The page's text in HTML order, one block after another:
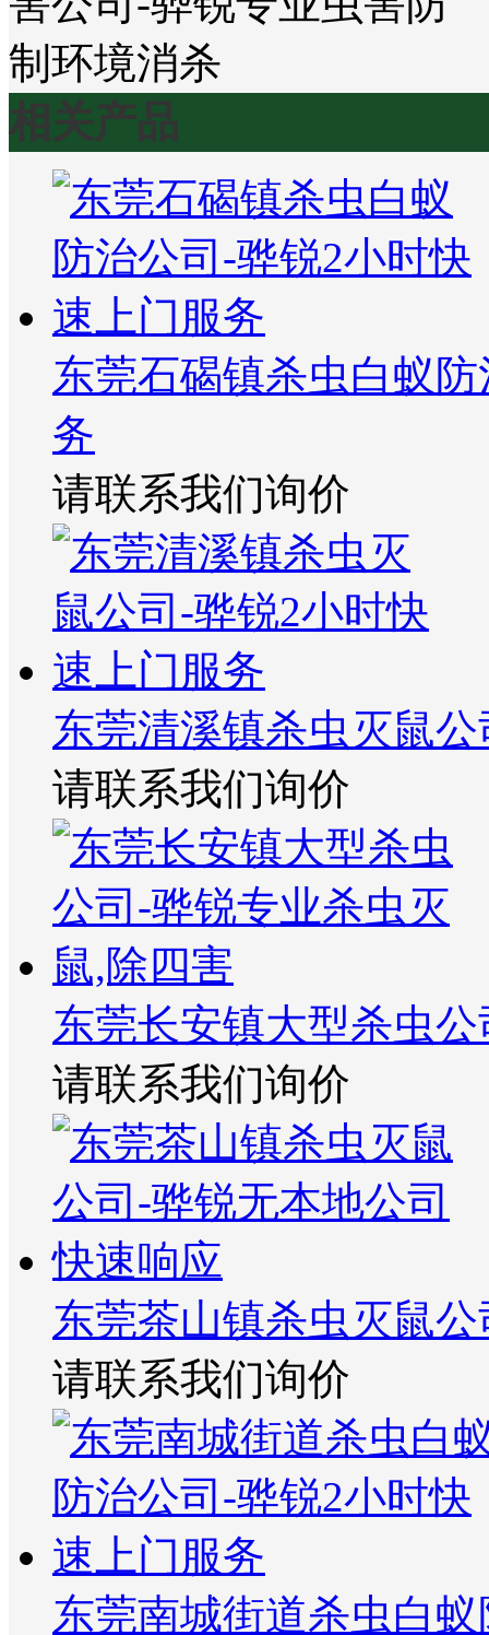
相关产品
东莞石碣镇杀虫白蚁
务
请联系我们询价
东莞清溪镇杀虫灭鼠
请联系我们询价
东莞长安镇大型杀虫
请联系我们询价
东莞茶山镇杀虫灭鼠
请联系我们询价
东莞南城街道杀虫白